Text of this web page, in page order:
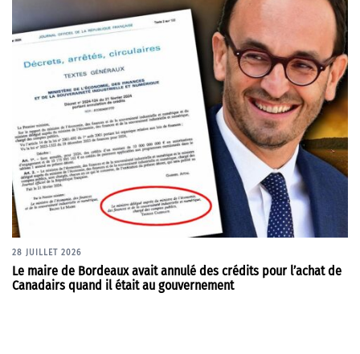
28 JUILLET 2026
Le maire de Bordeaux avait annulé des crédits pour l’achat de
Canadairs quand il était au gouvernement